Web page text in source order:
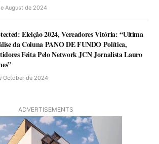
August de 2024
Eleição 2024, Vereadores Vitória: “Ultima
da Coluna PANO DE FUNDO Política,
Feita Pelo Network JCN Jornalista Lauro
October de 2024
ADVERTISEMENTS